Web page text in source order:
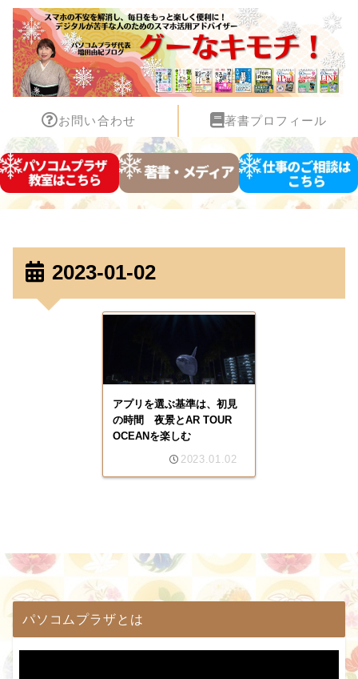
お問い合わせ 著書プロフィール
2023-01-02
アプリを選ぶ基準は、初見
の時間 夜景とAR TOUR
OCEANを楽しむ
2023.01.02
パソコムプラザとは